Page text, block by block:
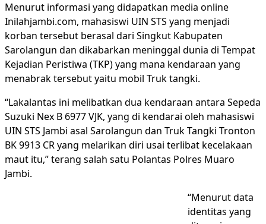
Menurut informasi yang didapatkan media online
Inilahjambi.com, mahasiswi UIN STS yang menjadi
korban tersebut berasal dari Singkut Kabupaten
Sarolangun dan dikabarkan meninggal dunia di Tempat
Kejadian Peristiwa (TKP) yang mana kendaraan yang
menabrak tersebut yaitu mobil Truk tangki.
“Lakalantas ini melibatkan dua kendaraan antara Sepeda
Suzuki Nex B 6977 VJK, yang di kendarai oleh mahasiswi
UIN STS Jambi asal Sarolangun dan Truk Tangki Tronton
BK 9913 CR yang melarikan diri usai terlibat kecelakaan
maut itu,” terang salah satu Polantas Polres Muaro
Jambi.
“Menurut data
identitas yang